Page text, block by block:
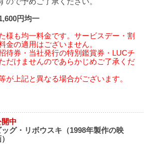
ので予めご了承ください。
円均一
様も均一料金です。サービスデー・割
金の適用はございません。
待券・当社発行の特別鑑賞券・LUCチ
だけませんのであらかじめご了承くだ
上記と異なる場合がございます。
開中
ッグ・リボウスキ（1998年製作の映